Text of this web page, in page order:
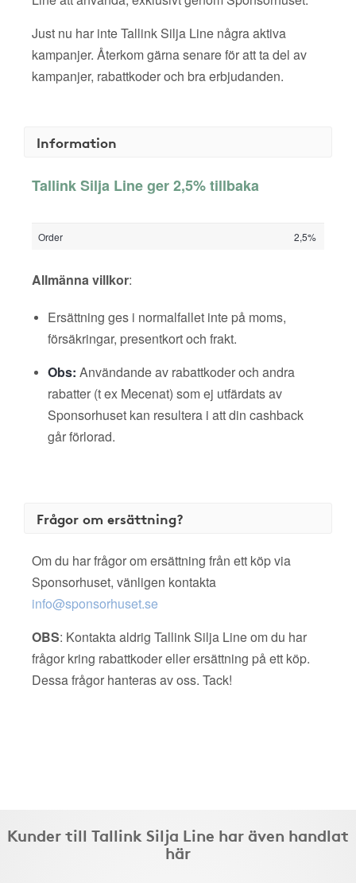
Just nu har inte Tallink Silja Line några aktiva
kampanjer. Återkom gärna senare för att ta del av
kampanjer, rabattkoder och bra erbjudanden.
Information
Tallink Silja Line ger 2,5% tillbaka
Order 2,5%
Allmänna villkor:
Ersättning ges i normalfallet inte på moms,
försäkringar, presentkort och frakt.
Obs: Användande av rabattkoder och andra
rabatter (t ex Mecenat) som ej utfärdats av
Sponsorhuset kan resultera i att din cashback
går förlorad.
Frågor om ersättning?
Om du har frågor om ersättning från ett köp via
Sponsorhuset, vänligen kontakta
info@sponsorhuset.se
OBS: Kontakta aldrig Tallink Silja Line om du har
frågor kring rabattkoder eller ersättning på ett köp.
Dessa frågor hanteras av oss. Tack!
Kunder till Tallink Silja Line har även handlat
här